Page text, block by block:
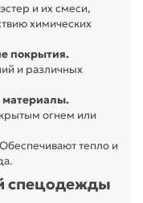
и их смеси,
химических
покрытия.
и различных
материалы.
огнем или
Обеспечивают тепло и
спецодежды